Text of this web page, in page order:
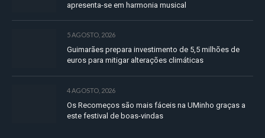
apresenta-se em harmonia musical
5 AGOSTO, 2026
Guimarães prepara investimento de 5,5 milhões de
euros para mitigar alterações climáticas
4 AGOSTO, 2026
Os Recomeços são mais fáceis na UMinho graças a
este festival de boas-vindas